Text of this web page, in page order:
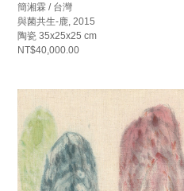
簡湘霖 / 台灣
與菌共生-鹿, 2015
陶瓷 35x25x25 cm
NT$40,000.00